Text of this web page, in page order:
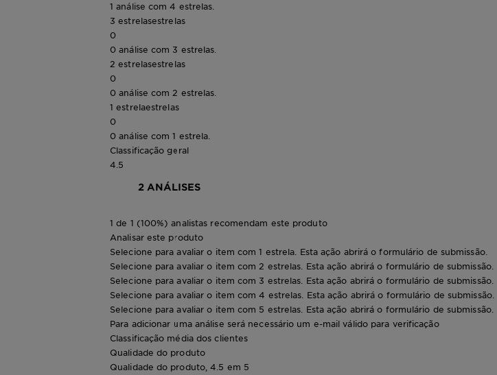
1 análise com 4 estrelas.
3 estrelasestrelas
0
0 análise com 3 estrelas.
2 estrelasestrelas
0
0 análise com 2 estrelas.
1 estrelaestrelas
0
0 análise com 1 estrela.
Classificação geral
4.5
2 ANÁLISES
1 de 1 (100%) analistas recomendam este produto
Analisar este produto
Selecione para avaliar o item com 1 estrela. Esta ação abrirá o formulário de submissão.
Selecione para avaliar o item com 2 estrelas. Esta ação abrirá o formulário de submissão.
Selecione para avaliar o item com 3 estrelas. Esta ação abrirá o formulário de submissão.
Selecione para avaliar o item com 4 estrelas. Esta ação abrirá o formulário de submissão.
Selecione para avaliar o item com 5 estrelas. Esta ação abrirá o formulário de submissão.
Para adicionar uma análise será necessário um e-mail válido para verificação
Classificação média dos clientes
Qualidade do produto
Qualidade do produto, 4.5 em 5